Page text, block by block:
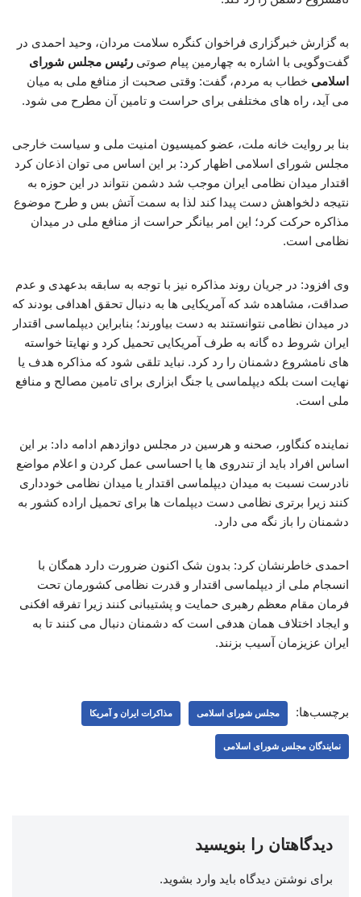
به گزارش خبرگزاری فراخوان کنگره سلامت مردان، وحید احمدی در
گفت‌وگویی با اشاره به چهارمین پیام صوتی رئیس مجلس شورای
اسلامی خطاب به مردم، گفت: وقتی صحبت از منافع ملی به میان
می آید، راه های مختلفی برای حراست و تامین آن مطرح می شود.
بنا بر روایت خانه ملت، عضو کمیسیون امنیت ملی و سیاست خارجی
مجلس شورای اسلامی اظهار کرد: بر این اساس می توان اذعان کرد
اقتدار میدان نظامی ایران موجب شد دشمن نتواند در این حوزه به
نتیجه دلخواهش دست پیدا کند لذا به سمت آتش بس و طرح موضوع
مذاکره حرکت کرد؛ این امر بیانگر حراست از منافع ملی در میدان
نظامی است.
وی افزود: در جریان روند مذاکره نیز با توجه به سابقه بدعهدی و عدم
صداقت، مشاهده شد که آمریکایی ها به دنبال تحقق اهدافی بودند که
در میدان نظامی نتوانستند به دست بیاورند؛ بنابراین دیپلماسی اقتدار
ایران شروط ده گانه به طرف آمریکایی تحمیل کرد و نهایتا خواسته
های نامشروع دشمنان را رد کرد. نباید تلقی شود که مذاکره هدف یا
نهایت است بلکه دیپلماسی یا جنگ ابزاری برای تامین مصالح و منافع
ملی است.
نماینده کنگاور، صحنه و هرسین در مجلس دوازدهم ادامه داد: بر این
اساس افراد باید از تندروی ها یا احساسی عمل کردن و اعلام مواضع
نادرست نسبت به میدان دیپلماسی اقتدار یا میدان نظامی خودداری
کنند زیرا برتری نظامی دست دیپلمات ها برای تحمیل اراده کشور به
دشمنان را باز نگه می دارد.
احمدی خاطرنشان کرد: بدون شک اکنون ضرورت دارد همگان با
انسجام ملی از دیپلماسی اقتدار و قدرت نظامی کشورمان تحت
فرمان مقام معظم رهبری حمایت و پشتیبانی کنند زیرا تفرقه افکنی
و ایجاد اختلاف همان هدفی است که دشمنان دنبال می کنند تا به
ایران عزیزمان آسیب بزنند.
برچسب‌ها: مجلس شورای اسلامی مذاکرات ایران و آمریکا
نمایندگان مجلس شورای اسلامی
دیدگاهتان را بنویسید
برای نوشتن دیدگاه باید وارد بشوید.